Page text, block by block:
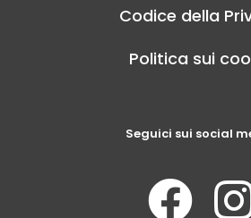
Codice della
Politica sui
Seguici sui social